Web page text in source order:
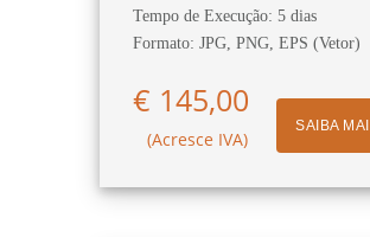
Tempo de Execução: 5 dias
Formato: JPG, PNG, EPS (Vetor)
€ 145,00
(Acresce IVA)
SAIBA